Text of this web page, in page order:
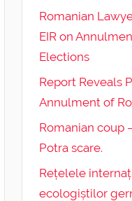
Romanian
EIR on
Elections
Report Reveals
Annulment of
Romanian coup
Potra scare.
Rețelele
ecologiștilor